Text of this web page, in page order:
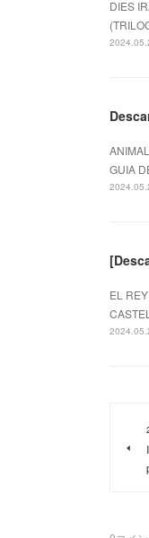
DIES
GUIA
EL